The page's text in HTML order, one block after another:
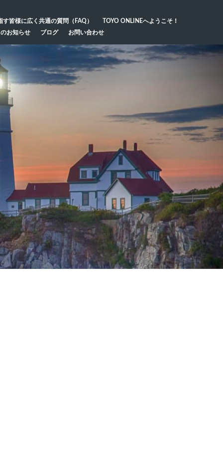
皆様に広く共通の質問（FAQ）
TOYO ONLINEへようこそ！
お知らせ
ブログ お問い合わせ